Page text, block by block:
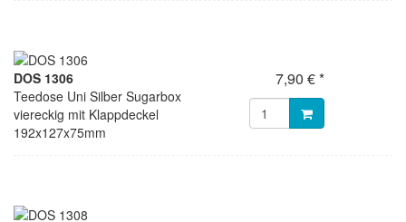
DOS 1306
Teedose Uni Silber Sugarbox
viereckig mit Klappdeckel
192x127x75mm
7,90 € *